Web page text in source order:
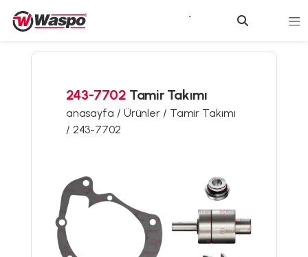
243-7702 Tamir Takımı
anasayfa / Ürünler / Tamir Takımı
/ 243-7702